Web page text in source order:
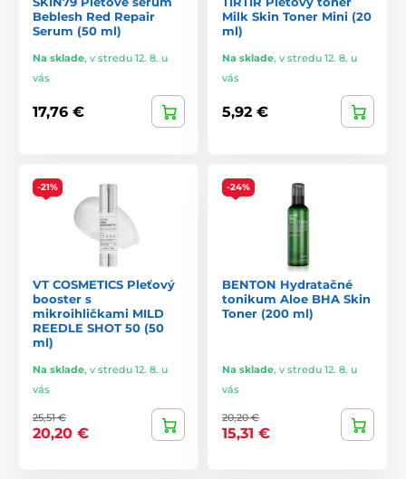
Beblesh Red Repair
Serum (50 ml)
Na sklade, v stredu 12. 8. u
vás
17,76 €
Milk Skin Toner Mini (20
ml)
Na sklade, v stredu 12. 8. u
vás
5,92 €
-21%
VT COSMETICS Pleťový
booster s
mikroihličkami MILD
REEDLE SHOT 50 (50
ml)
Na sklade, v stredu 12. 8. u
vás
25,51 €
20,20 €
-24%
BENTON Hydratačné
tonikum Aloe BHA Skin
Toner (200 ml)
Na sklade, v stredu 12. 8. u
vás
20,20 €
15,31 €